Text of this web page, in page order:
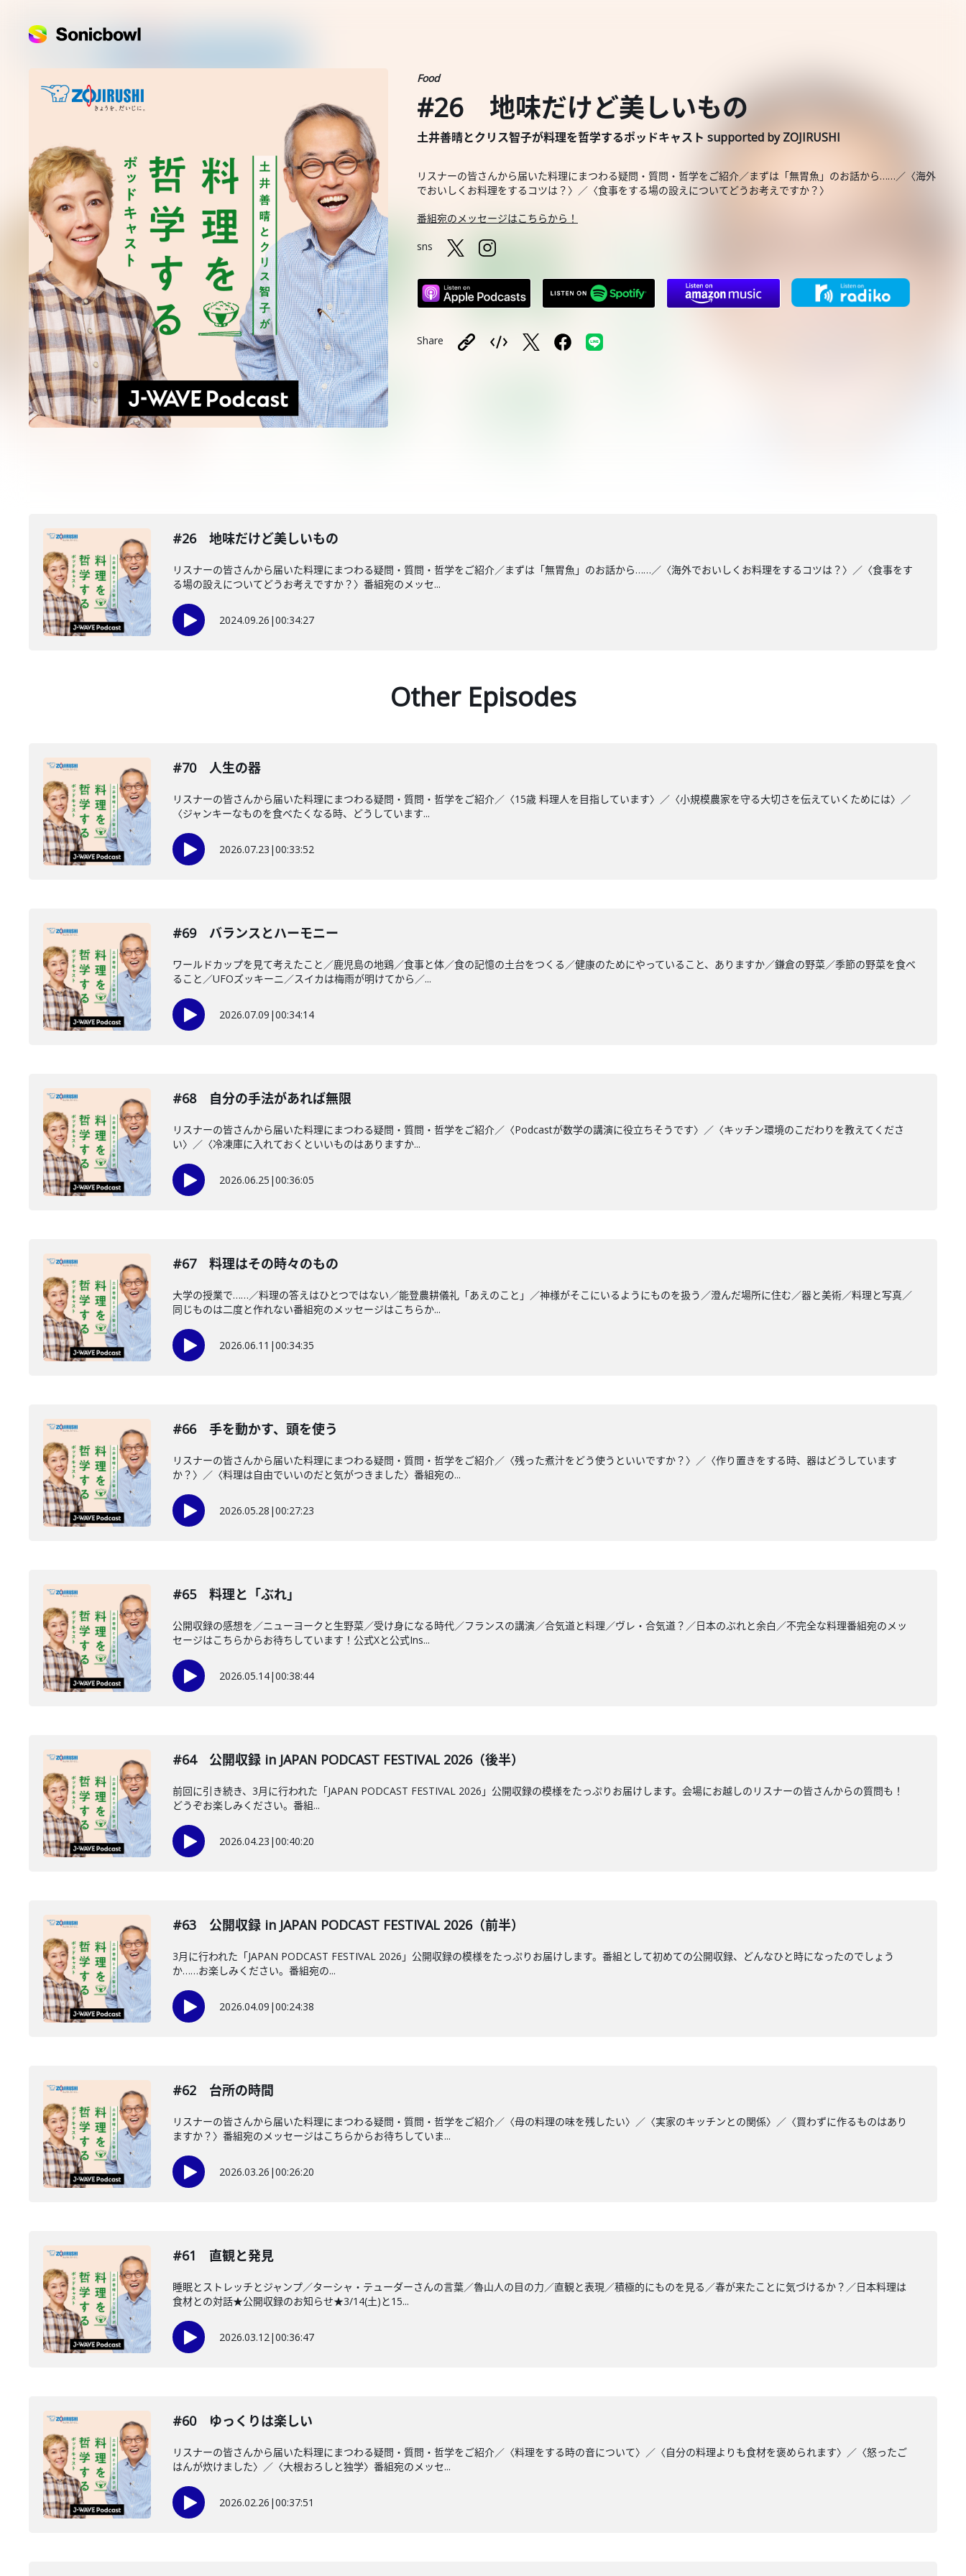
Food
#26 地味だけど美しいもの
土井善晴とクリス智子が料理を哲学するポッドキャスト supported by ZOJIRUSHI
リスナーの皆さんから届いた料理にまつわる疑問・質問・哲学をご紹介／まずは「無胃魚」のお話から……／〈海外
でおいしくお料理をするコツは？〉／〈食事をする場の設えについてどうお考えですか？〉
番組宛のメッセージはこちらから！
sns
Share
#26 地味だけど美しいもの
リスナーの皆さんから届いた料理にまつわる疑問・質問・哲学をご紹介／まずは「無胃魚」のお話から……／〈海外でおいしくお料理をするコツは？〉／〈食事をす
る場の設えについてどうお考えですか？〉番組宛のメッセ...
2024.09.26 |00:34:27
Other Episodes
#70 人生の器
リスナーの皆さんから届いた料理にまつわる疑問・質問・哲学をご紹介／〈15歳 料理人を目指しています〉／〈小規模農家を守る大切さを伝えていくためには〉／
〈ジャンキーなものを食べたくなる時、どうしています...
2026.07.23 |00:33:52
#69 バランスとハーモニー
ワールドカップを見て考えたこと／鹿児島の地鶏／食事と体／食の記憶の土台をつくる／健康のためにやっていること、ありますか／鎌倉の野菜／季節の野菜を食べ
ること／UFOズッキーニ／スイカは梅雨が明けてから／...
2026.07.09 |00:34:14
#68 自分の手法があれば無限
リスナーの皆さんから届いた料理にまつわる疑問・質問・哲学をご紹介／〈Podcastが数学の講演に役立ちそうです〉／〈キッチン環境のこだわりを教えてくださ
い〉／〈冷凍庫に入れておくといいものはありますか...
2026.06.25 |00:36:05
#67 料理はその時々のもの
大学の授業で……／料理の答えはひとつではない／能登農耕儀礼「あえのこと」／神様がそこにいるようにものを扱う／澄んだ場所に住む／器と美術／料理と写真／
同じものは二度と作れない番組宛のメッセージはこちらか...
2026.06.11 |00:34:35
#66 手を動かす、頭を使う
リスナーの皆さんから届いた料理にまつわる疑問・質問・哲学をご紹介／〈残った煮汁をどう使うといいですか？〉／〈作り置きをする時、器はどうしています
か？〉／〈料理は自由でいいのだと気がつきました〉番組宛の...
2026.05.28 |00:27:23
#65 料理と「ぶれ」
公開収録の感想を／ニューヨークと生野菜／受け身になる時代／フランスの講演／合気道と料理／ヴレ・合気道？／日本のぶれと余白／不完全な料理番組宛のメッ
セージはこちらからお待ちしています！公式Xと公式Ins...
2026.05.14|00:38:44
#64 公開収録 in JAPAN PODCAST FESTIVAL 2026（後半）
前回に引き続き、3月に行われた「JAPAN PODCAST FESTIVAL 2026」公開収録の模様をたっぷりお届けします。会場にお越しのリスナーの皆さんからの質問も！
どうぞお楽しみください。番組...
2026.04.23 |00:40:20
#63 公開収録 in JAPAN PODCAST FESTIVAL 2026（前半）
3月に行われた「JAPAN PODCAST FESTIVAL 2026」公開収録の模様をたっぷりお届けします。番組として初めての公開収録、どんなひと時になったのでしょう
か……お楽しみください。番組宛の...
2026.04.09 |00:24:38
#62 台所の時間
リスナーの皆さんから届いた料理にまつわる疑問・質問・哲学をご紹介／〈母の料理の味を残したい〉／〈実家のキッチンとの関係〉／〈買わずに作るものはあり
ますか？〉番組宛のメッセージはこちらからお待ちしていま...
2026.03.26 |00:26:20
#61 直観と発見
睡眠とストレッチとジャンプ／ターシャ・テューダーさんの言葉／魯山人の目の力／直観と表現／積極的にものを見る／春が来たことに気づけるか？／日本料理は
食材との対話★公開収録のお知らせ★3/14(土)と15...
2026.03.12|00:36:47
#60 ゆっくりは楽しい
リスナーの皆さんから届いた料理にまつわる疑問・質問・哲学をご紹介／〈料理をする時の音について〉／〈自分の料理よりも食材を褒められます〉／〈怒ったご
はんが炊けました〉／〈大根おろしと独学〉番組宛のメッセ...
2026.02.26 |00:37:51